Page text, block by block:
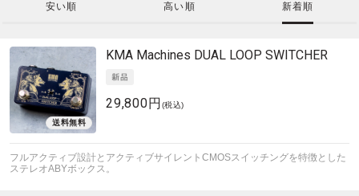
安い順 高い順 新着順
KMA Machines DUAL LOOP SWITCHER
29,800円 (税込)
フルアクティブ設計とアクティブサイレントCMOSスイッチングを特徴とした
ステレオABYボックス。